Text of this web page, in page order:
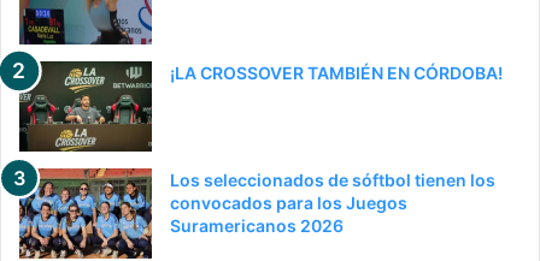
¡LA CROSSOVER TAMBIÉN EN CÓRDOBA!
Los seleccionados de sóftbol tienen los
convocados para los Juegos
Suramericanos 2026